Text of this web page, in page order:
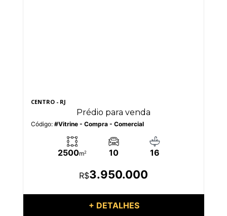
CENTRO - RJ
Prédio para venda
Código: #Vitrine - Compra - Comercial
2500m2 10 16
R$3.950.000
+ DETALHES